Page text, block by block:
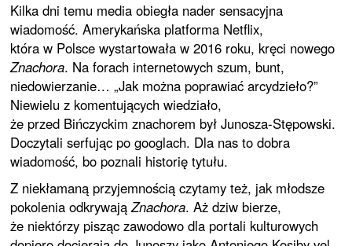
Kilka dni temu media obiegła nader sensacyjna
wiadomość. Amerykańska platforma Netflix,
która w Polsce wystartowała w 2016 roku, kręci nowego
Znachora. Na forach internetowych szum, bunt,
niedowierzanie… „Jak można poprawiać arcydzieło?”
Niewielu z komentujących wiedziało,
że przed Bińczyckim znachorem był Junosza-Stępowski.
Doczytali serfując po googlach. Dla nas to dobra
wiadomość, bo poznali historię tytułu.
Z niekłamaną przyjemnością czytamy też, jak młodsze
pokolenia odkrywająZnachora. Aż dziw bierze,
że niektórzy pisząc zawodowo dla portali kulturowych